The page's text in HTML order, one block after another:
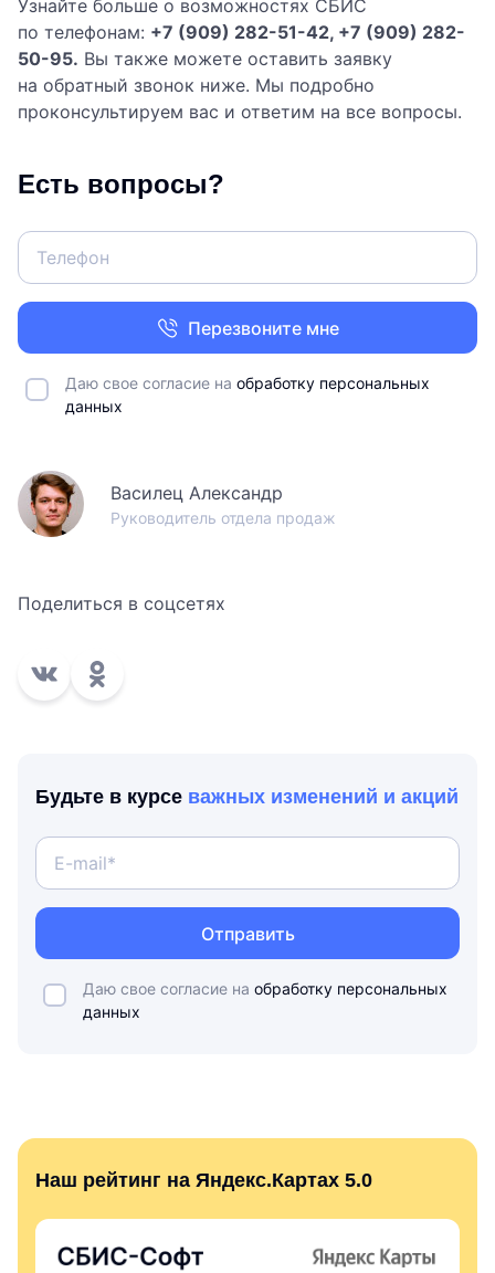
Узнайте больше о возможностях СБИС
по телефонам: +7 (909) 282-51-42, +7 (909) 282-
50-95. Вы также можете оставить заявку
на обратный звонок ниже. Мы подробно
проконсультируем вас и ответим на все вопросы.
Есть вопросы?
Перезвоните мне
Даю свое согласие на обработку персональных
данных
Василец Александр
Руководитель отдела продаж
Поделиться в соцсетях
Будьте в курсе важных изменений и акций
Отправить
Даю свое согласие на обработку персональных
данных
Наш рейтинг на Яндекс.Картах 5.0